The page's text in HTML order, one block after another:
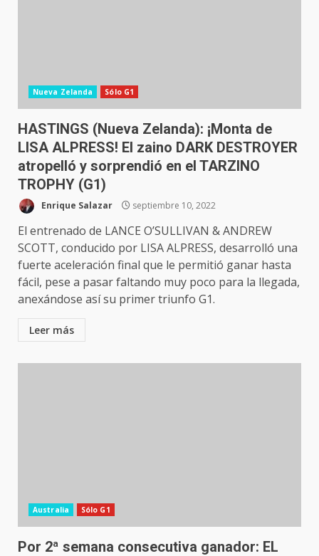
Nueva Zelanda Sólo G1
HASTINGS (Nueva Zelanda): ¡Monta de
LISA ALPRESS! El zaino DARK DESTROYER
atropelló y sorprendió en el TARZINO
TROPHY (G1)
Enrique Salazar septiembre 10, 2022
El entrenado de LANCE O’SULLIVAN & ANDREW
SCOTT, conducido por LISA ALPRESS, desarrolló una
fuerte aceleración final que le permitió ganar hasta
fácil, pese a pasar faltando muy poco para la llegada,
anexándose así su primer triunfo G1.
Leer más
Australia Sólo G1
Por 2ª semana consecutiva ganador: EL